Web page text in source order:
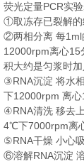
荧光定量PCR实验
①取冻存已裂解
②两相分离 每1ml
12000rpm离心15
积大约是匀浆时加
③RNA沉淀 将水
下12000rpm 离心
④RNA清洗 移去
4℃下7000rpm离
⑤RNA干燥 小心
⑥溶解RNA沉淀